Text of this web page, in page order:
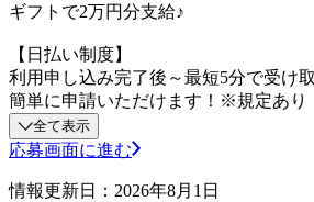
ギフトで2万円分支給♪
【日払い制度】
利用申し込み完了後～最短5分で受け
簡単に申請いただけます！※規定あり
全て表示
応募画面に進む
情報更新日：2026年8月1日